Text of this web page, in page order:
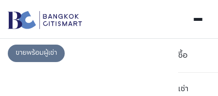
ซื้อ
เช่า
ขายพร้อมผู้เช่า